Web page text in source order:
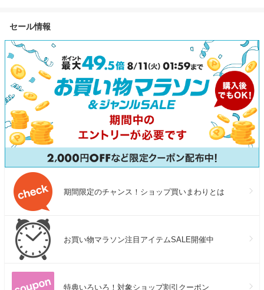
泉佐野市 送料
セール情報
期間限定のチャンス！ショップ買いまわりとは
お買い物マラソン注目アイテムSALE開催中
特典いろいろ！対象ショップ割引クーポン